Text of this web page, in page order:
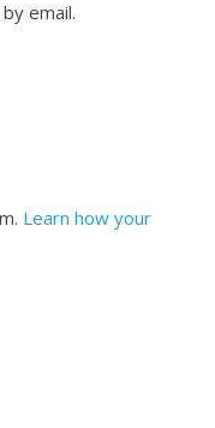
email.
Learn how your